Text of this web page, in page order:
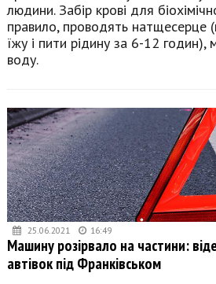
людини. Забір крові для
правило, проводять натщесерце
їжу і пити рідину за 6-12 годин),
воду.
25.06.2021 16:49
Машину розірвало на частини:
автівок під Франківськом